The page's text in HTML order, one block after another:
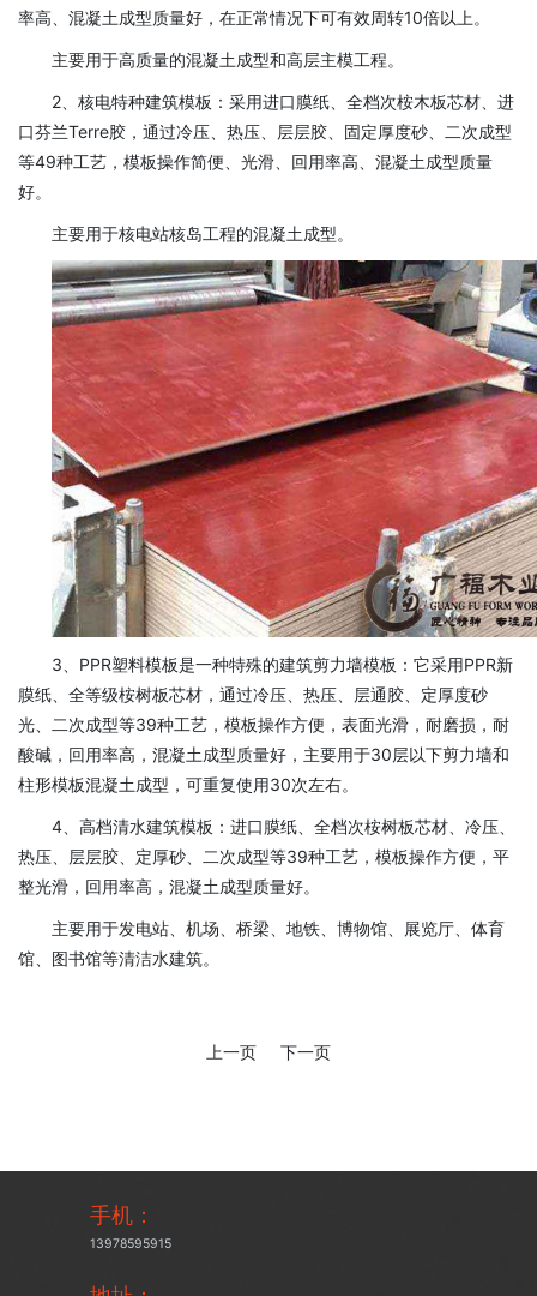
率高、混凝土成型质量好，在正常情况下可有效周转10倍以上。
主要用于高质量的混凝土成型和高层主模工程。
2、核电特种建筑模板：采用进口膜纸、全档次桉木板芯材、进
口芬兰Terre胶，通过冷压、热压、层层胶、固定厚度砂、二次成型
等49种工艺，模板操作简便、光滑、回用率高、混凝土成型质量
好。
主要用于核电站核岛工程的混凝土成型。
3、PPR塑料模板是一种特殊的建筑剪力墙模板：它采用PPR新
膜纸、全等级桉树板芯材，通过冷压、热压、层通胶、定厚度砂
光、二次成型等39种工艺，模板操作方便，表面光滑，耐磨损，耐
酸碱，回用率高，混凝土成型质量好，主要用于30层以下剪力墙和
柱形模板混凝土成型，可重复使用30次左右。
4、高档清水建筑模板：进口膜纸、全档次桉树板芯材、冷压、
热压、层层胶、定厚砂、二次成型等39种工艺，模板操作方便，平
整光滑，回用率高，混凝土成型质量好。
主要用于发电站、机场、桥梁、地铁、博物馆、展览厅、体育
馆、图书馆等清洁水建筑。
上一页 下一页
手机 ：
13978595915